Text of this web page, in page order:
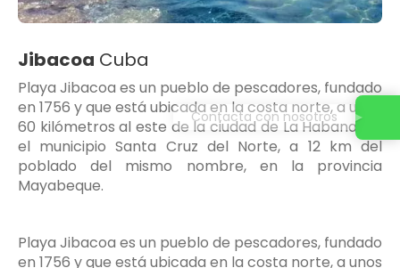
Jibacoa Cuba
Playa Jibacoa es un pueblo de pescadores, fundado
en 1756 y que está ubicada en la costa norte, a unos
60 kilómetros al este de la ciudad de La Habana, en
el municipio Santa Cruz del Norte, a 12 km del
poblado del mismo nombre, en la provincia
Mayabeque.
Playa Jibacoa es un pueblo de pescadores, fundado
en 1756 y que está ubicada en la costa norte, a unos
Contacta con nosotros